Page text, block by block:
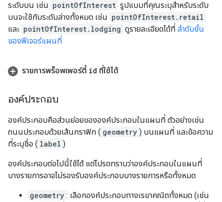
ระดับบน เช่น pointOfInterest รูปแบบที่คุณระบุสำหรับระดับ
บนจะใช้กับระดับล่างทั้งหมด เช่น pointOfInterest.retail
และ pointOfInterest.lodging ดูรายละเอียดได้ที่ ลำดับชั้น
ของฟีเจอร์แผนที่
รายการพร็อพเพอร์ตี้ id ที่ใช้ได้
องค์ประกอบ
องค์ประกอบคือส่วนย่อยขององค์ประกอบในแผนที่ ตัวอย่างเช่น
ถนนประกอบด้วยเส้นกราฟิก ( geometry ) บนแผนที่ และข้อความ
ที่ระบุชื่อ ( label )
องค์ประกอบต่อไปนี้ใช้ได้ แต่โปรดทราบว่าองค์ประกอบในแผนที่
บางรายการอาจไม่รองรับองค์ประกอบบางรายการหรือทั้งหมด
geometry : เลือกองค์ประกอบทางเรขาคณิตทั้งหมด (เช่น